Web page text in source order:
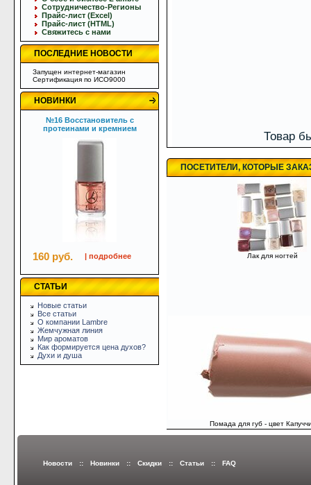
Сотрудничество-Регионы
Прайс-лист (Excel)
Прайс-лист (HTML)
Свяжитесь с нами
ПОСЛЕДНИЕ НОВОСТИ
Запущен интернет-магазин
Сертификация по ИСО9000
НОВИНКИ
№16 Восстановитель с
протеинами и кремнием
160 руб. | подробнее
СТАТЬИ
Новые статьи
Все статьи
О компании Lambre
Жемчужная линия
Мир ароматов
Как формируется цена духов?
Духи и душа
Товар
ПОСЕТИТЕЛИ, КОТОРЫЕ
Лак для ногтей
Помада для губ - цвет
Новости :: Новинки :: Скидки :: Статьи :: FAQ